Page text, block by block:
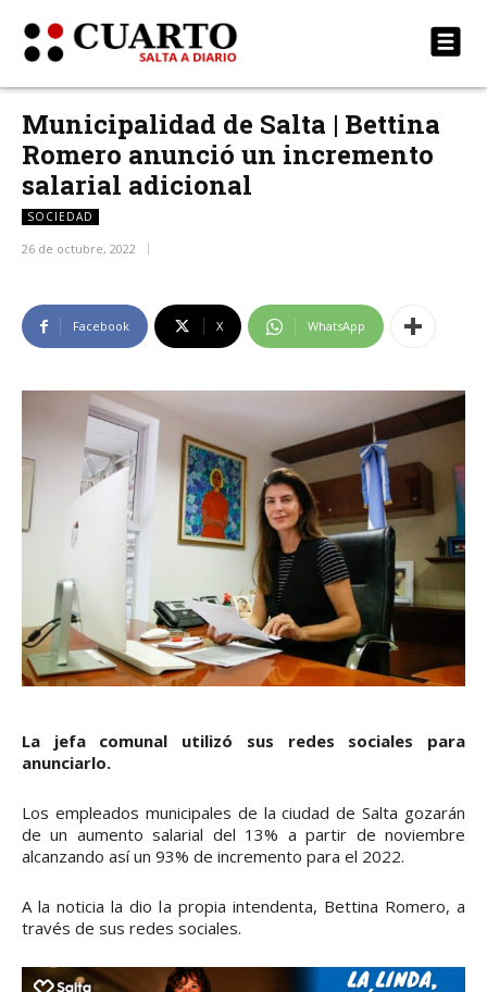
Municipalidad de Salta | Bettina
Romero anunció un incremento
salarial adicional
SOCIEDAD
26 de octubre, 2022
Facebook X WhatsApp
La jefa comunal utilizó sus redes sociales para
anunciarlo.
Los empleados municipales de la ciudad de Salta gozarán
de un aumento salarial del 13% a partir de noviembre
alcanzando así un 93% de incremento para el 2022.
A la noticia la dio la propia intendenta, Bettina Romero, a
través de sus redes sociales.